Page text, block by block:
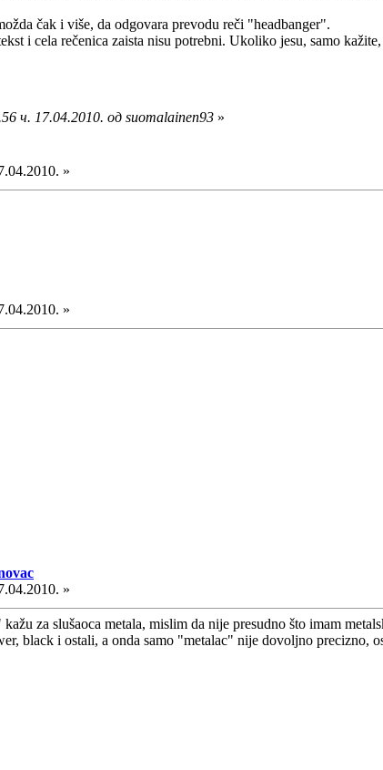
čak i više, da odgovara prevodu reči "headbanger".
i cela rečenica zaista nisu potrebni. Ukoliko jesu, samo kažite,
ч. 17.04.2010. од suomalainen93 »
»
»
»
za slušaoca metala, mislim da nije presudno što imam
black i ostali, a onda samo "metalac" nije dovoljno precizno,